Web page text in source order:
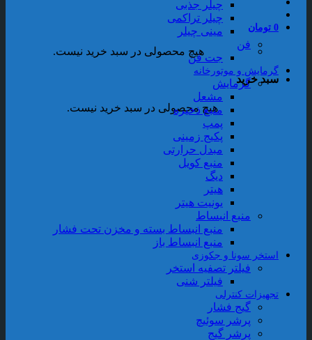
0 تومان
هیچ محصولی در سبد خرید نیست.
سبد خرید
هیچ محصولی در سبد خرید نیست.
چیلر جذبی
چیلر تراکمی
مینی چیلر
فن
جت فن
گرمایش و موتورخانه
گرمایش
مشعل
منبع ذخیره
پمپ
پکیج زمینی
مبدل حرارتی
منبع کویل
دیگ
هیتر
یونیت هیتر
منبع انبساط
منبع انبساط بسته و مخزن تحت فشار
منبع انبساط باز
استخر سونا و جکوزی
فیلتر تصفیه استخر
فیلتر شنی
تجهیزات کنترلی
گیج فشار
پرشر سوئیچ
پرشر گیج